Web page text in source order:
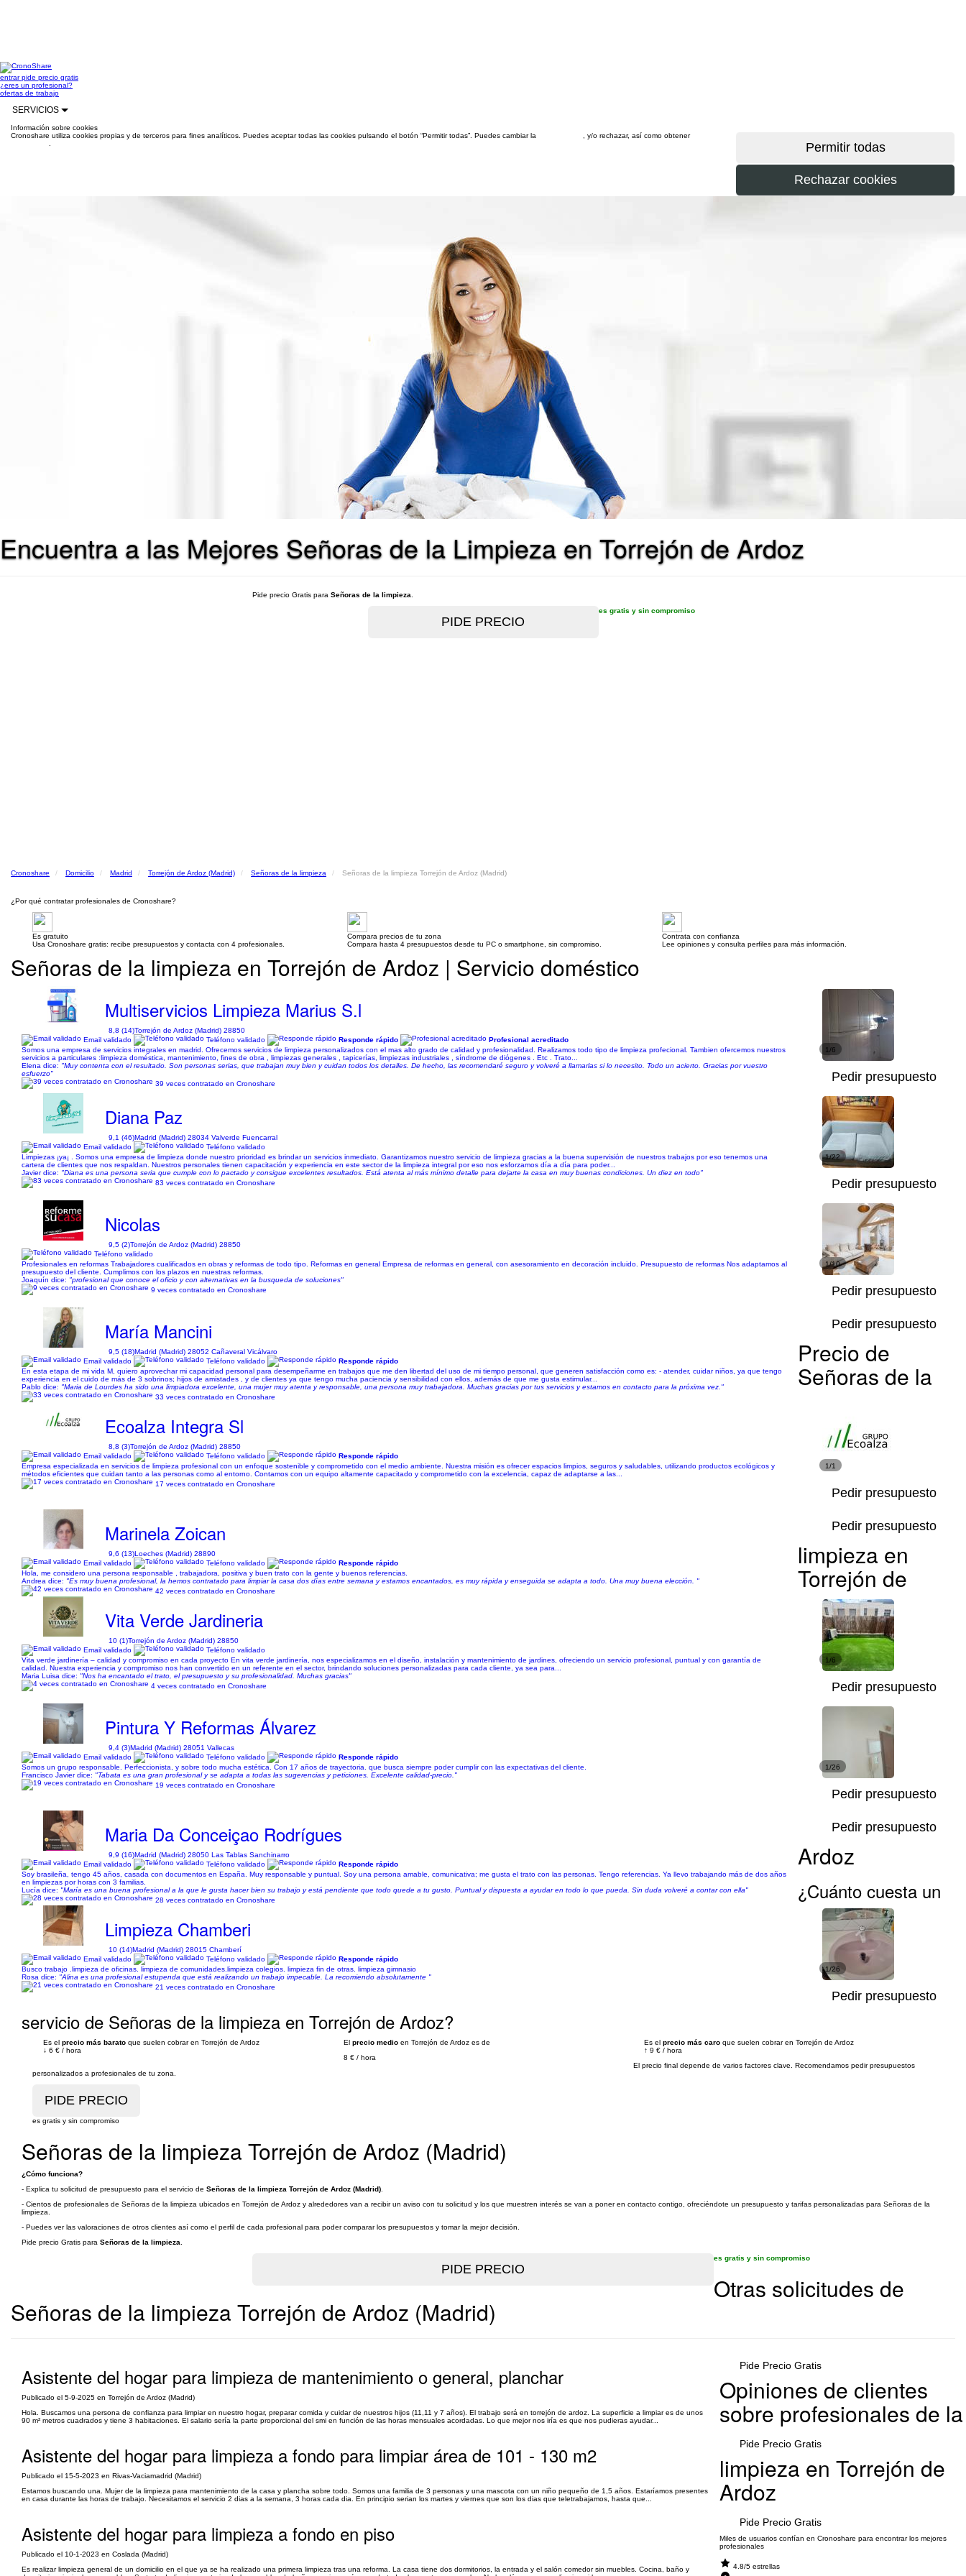
entrarpide precio gratis
¿eres un profesional?
ofertas de trabajo
SERVICIOS
Información sobre cookies
Cronoshare utiliza cookies propias y de terceros para fines analíticos. Puedes aceptar todas las cookies pulsando el botón “Permitir todas”. Puedes cambiar la
, y/o rechazar, así como obtener
Encuentra a las Mejores Señoras de la Limpieza en Torrejón de Ardoz
Pide precio Gratis para Señoras de la limpieza
es gratis y sin compromiso
Cronoshare Domicilio Madrid Torrejón de Ardoz (Madrid) Señoras de la limpieza Señoras de la limpieza Torrejón de Ardoz (Madrid)
¿Por qué contratar profesionales de Cronoshare?
Es gratuito
Usa Cronoshare gratis: recibe presupuestos y contacta con 4 profesionales.
Compara precios de tu zona
Compara hasta 4 presupuestos desde tu PC o smartphone, sin compromiso.
Contrata con confianza
Lee opiniones y consulta perfiles para más información.
Señoras de la limpieza en Torrejón de Ardoz | Servicio doméstico
Multiservicios Limpieza Marius S.l
8,8 (14)Torrejón de Ardoz (Madrid) 28850
Email validado
Teléfono validado Responde rápido
Profesional acreditado
Somos una empresa de servicios integrales en madrid. Ofrecemos servicios de limpieza personalizados con el mas alto grado de calidad y profesionalidad. Realizamos todo tipo de limpieza profecional. Tambien ofercemos nuestros
servicios a particulares :limpieza doméstica, mantenimiento, fines de obra , limpiezas generales , tapicerías, limpiezas industriales , síndrome de diógenes . Etc . Trato...
Elena dice: "Muy contenta con el resultado. Son personas serias, que trabajan muy bien y cuidan todos los detalles. De hecho, las recomendaré seguro y volveré a llamarlas si lo necesito. Todo un acierto. Gracias por vuestro
esfuerzo"
39 veces contratado en Cronoshare
1/6
Pedir presupuesto
Diana Paz
9,1 (46)Madrid (Madrid) 28034 Valverde Fuencarral
Email validado
Teléfono validado
Limpiezas ¡ya¡ . Somos una empresa de limpieza donde nuestro prioridad es brindar un servicios inmediato. Garantizamos nuestro servicio de limpieza gracias a la buena supervisión de nuestros trabajos por eso tenemos una
cartera de clientes que nos respaldan. Nuestros personales tienen capacitación y experiencia en este sector de la limpieza integral por eso nos esforzamos día a día para poder...
Javier dice: "Diana es una persona seria que cumple con lo pactado y consigue excelentes resultados. Está atenta al más mínimo detalle para dejarte la casa en muy buenas condiciones. Un diez en todo"
83 veces contratado en Cronoshare
1/22
Pedir presupuesto
Nicolas
9,5 (2)Torrejón de Ardoz (Madrid) 28850
Teléfono validado
Profesionales en reformas Trabajadores cualificados en obras y reformas de todo tipo. Reformas en general Empresa de reformas en general, con asesoramiento en decoración incluido. Presupuesto de reformas Nos adaptamos al
presupuesto del cliente. Cumplimos con los plazos en nuestras reformas.
Joaquín dice: "profesional que conoce el oficio y con alternativas en la busqueda de soluciones"
9 veces contratado en Cronoshare
1/10
Pedir presupuesto
María Mancini
9,5 (18)Madrid (Madrid) 28052 Cañaveral Vicálvaro
Email validado
Teléfono validado
Responde rápido
En esta etapa de mi vida M, quiero aprovechar mi capacidad personal para desempeñarme en trabajos que me den libertad del uso de mi tiempo personal, que generen satisfacción como es: - atender, cuidar niños, ya que tengo
experiencia en el cuido de más de 3 sobrinos; hijos de amistades , y de clientes ya que tengo mucha paciencia y sensibilidad con ellos, además de que me gusta estimular...
Pablo dice: "Maria de Lourdes ha sido una limpiadora excelente, una mujer muy atenta y responsable, una persona muy trabajadora. Muchas gracias por tus servicios y estamos en contacto para la próxima vez."
33 veces contratado en Cronoshare
Pedir presupuesto
Ecoalza Integra Sl
8,8 (3)Torrejón de Ardoz (Madrid) 28850
Email validado
Teléfono validado
Responde rápido
Empresa especializada en servicios de limpieza profesional con un enfoque sostenible y comprometido con el medio ambiente. Nuestra misión es ofrecer espacios limpios, seguros y saludables, utilizando productos ecológicos y
métodos eficientes que cuidan tanto a las personas como al entorno. Contamos con un equipo altamente capacitado y comprometido con la excelencia, capaz de adaptarse a las...
17 veces contratado en Cronoshare
1/1
Pedir presupuesto
Marinela Zoican
9,6 (13)Loeches (Madrid) 28890
Email validado
Teléfono validado
Responde rápido
Hola, me considero una persona responsable , trabajadora, positiva y buen trato con la gente y buenos referencias.
Andrea dice: "Es muy buena profesional, la hemos contratado para limpiar la casa dos días entre semana y estamos encantados, es muy rápida y enseguida se adapta a todo. Una muy buena elección. "
42 veces contratado en Cronoshare
Pedir presupuesto
Vita Verde Jardineria
10 (1)Torrejón de Ardoz (Madrid) 28850
Email validado
Teléfono validado
Vita verde jardinería – calidad y compromiso en cada proyecto En vita verde jardinería, nos especializamos en el diseño, instalación y mantenimiento de jardines, ofreciendo un servicio profesional, puntual y con garantía de
calidad. Nuestra experiencia y compromiso nos han convertido en un referente en el sector, brindando soluciones personalizadas para cada cliente, ya sea para...
Maria Luisa dice: "Nos ha encantado el trato, el presupuesto y su profesionalidad. Muchas gracias"
4 veces contratado en Cronoshare
1/6
Pedir presupuesto
Pintura Y Reformas Álvarez
9,4 (3)Madrid (Madrid) 28051 Vallecas
Email validado
Teléfono validado
Responde rápido
Somos un grupo responsable. Perfeccionista, y sobre todo mucha estética. Con 17 años de trayectoria. que busca siempre poder cumplir con las expectativas del cliente.
Francisco Javier dice: "Tabata es una gran profesional y se adapta a todas las sugerencias y peticiones. Excelente calidad-precio."
19 veces contratado en Cronoshare
1/26
Pedir presupuesto
Maria Da Conceiçao Rodrígues
9,9 (16)Madrid (Madrid) 28050 Las Tablas Sanchinarro
Email validado
Teléfono validado
Responde rápido
Soy brasileña, tengo 45 años, casada con documentos en España. Muy responsable y puntual. Soy una persona amable, comunicativa; me gusta el trato con las personas. Tengo referencias. Ya llevo trabajando más de dos años
en limpiezas por horas con 3 familias.
Lucía dice: "María es una buena profesional a la que le gusta hacer bien su trabajo y está pendiente que todo quede a tu gusto. Puntual y dispuesta a ayudar en todo lo que pueda. Sin duda volveré a contar con ella"
28 veces contratado en Cronoshare
Pedir presupuesto
Limpieza Chamberi
10 (14)Madrid (Madrid) 28015 Chamberí
Email validado
Teléfono validado
Responde rápido
Busco trabajo .limpieza de oficinas. limpieza de comunidades.limpieza colegios. limpieza fin de otras. limpieza gimnasio
Rosa dice: "Alina es una profesional estupenda que está realizando un trabajo impecable. La recomiendo absolutamente "
21 veces contratado en Cronoshare
1/26
Pedir presupuesto
Precio de
Señoras de la
limpieza en
Torrejón de
Ardoz
¿Cuánto cuesta un
servicio de Señoras de la limpieza en Torrejón de Ardoz?
Es el precio más barato que suelen cobrar en Torrejón de Ardoz
↓ 6 € / hora
El precio medio en Torrejón de Ardoz es de
8 € / hora
Es el precio más caro que suelen cobrar en Torrejón de Ardoz
↑ 9 € / hora
El precio final depende de varios factores clave. Recomendamos pedir presupuestos
personalizados a profesionales de tu zona.
es gratis y sin compromiso
Señoras de la limpieza Torrejón de Ardoz (Madrid)
¿Cómo funciona?
- Explica tu solicitud de presupuesto para el servicio de Señoras de la limpieza Torrejón de Ardoz (Madrid)
- Cientos de profesionales de Señoras de la limpieza ubicados en Torrejón de Ardoz y alrededores van a recibir un aviso con tu solicitud y los que muestren interés se van a poner en contacto contigo, ofreciéndote un presupuesto y tarifas personalizadas para Señoras de la
limpieza.
- Puedes ver las valoraciones de otros clientes así como el perfil de cada profesional para poder comparar los presupuestos y tomar la mejor decisión.
Pide precio Gratis para Señoras de la limpieza
es gratis y sin compromiso
Otras solicitudes de
Señoras de la limpieza Torrejón de Ardoz (Madrid)
Asistente del hogar para limpieza de mantenimiento o general, planchar
Publicado el 5-9-2025 en Torrejón de Ardoz (Madrid)
Hola. Buscamos una persona de confianza para limpiar en nuestro hogar, preparar comida y cuidar de nuestros hijos (11,11 y 7 años). El trabajo será en torrejón de ardoz. La superficie a limpiar es de unos
90 m² metros cuadrados y tiene 3 habitaciones. El salario sería la parte proporcional del smi en función de las horas mensuales acordadas. Lo que mejor nos iría es que nos pudieras ayudar...
Pide Precio Gratis
Asistente del hogar para limpieza a fondo para limpiar área de 101 - 130 m2
Publicado el 15-5-2023 en Rivas-Vaciamadrid (Madrid)
Estamos buscando una. Mujer de la limpieza para mantenimiento de la casa y plancha sobre todo. Somos una familia de 3 personas y una mascota con un niño pequeño de 1,5 años. Estaríamos presentes
en casa durante las horas de trabajo. Necesitamos el servicio 2 dias a la semana, 3 horas cada dia. En principio serian los martes y viernes que son los dias que teletrabajamos, hasta que...
Pide Precio Gratis
Asistente del hogar para limpieza a fondo en piso
Publicado el 10-1-2023 en Coslada (Madrid)
Es realizar limpieza general de un domicilio en el que ya se ha realizado una primera limpieza tras una reforma. La casa tiene dos dormitorios, la entrada y el salón comedor sin muebles. Cocina, baño y
Pide Precio Gratis
Opiniones de clientes
sobre profesionales de la
limpieza en Torrejón de
Ardoz
Miles de usuarios confían en Cronoshare para encontrar los mejores
profesionales
4.8/5 estrellas